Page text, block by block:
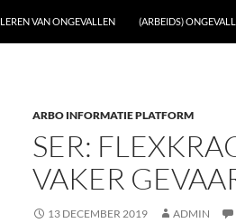
LEREN VAN ONGEVALLEN (ARBEIDS)
ARBO INFORMATIE PLATFORM
SER:
VAKER
13 DECEMBER 2019 ADMIN